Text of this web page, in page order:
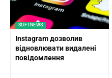
SOFTNEWS
Instagram дозволив
відновлювати видалені
повідомлення